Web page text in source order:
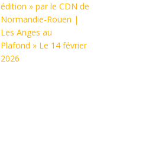
édition » par le CDN de
Normandie-Rouen |
Les Anges au
Plafond » Le 14 février
2026